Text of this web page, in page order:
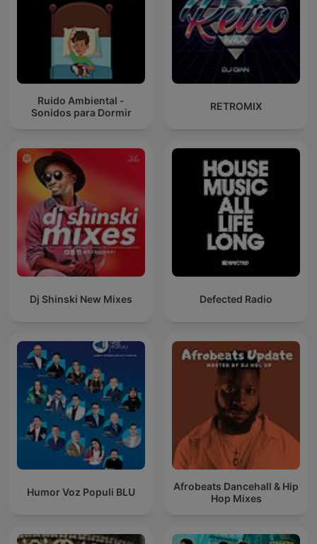
Ruido Ambiental -
Sonidos para Dormir
RETROMIX
Dj Shinski New Mixes Defected Radio
Humor Voz Populi BLU
Afrobeats Dancehall & Hip
Hop Mixes